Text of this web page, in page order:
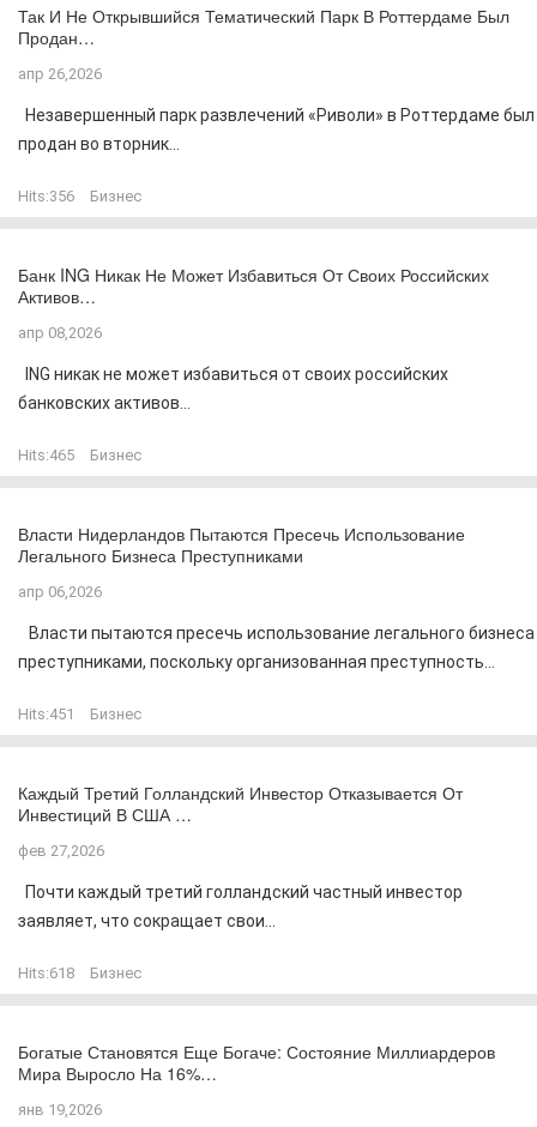
Так И Не Открывшийся Тематический Парк В Роттердаме Был
Продан…
апр 26,2026
Незавершенный парк развлечений «Риволи» в Роттердаме был
продан во вторник...
Hits:356 Бизнес
Банк ING Никак Не Может Избавиться От Своих Российских
Активов…
апр 08,2026
ING никак не может избавиться от своих российских
банковских активов...
Hits:465 Бизнес
Власти Нидерландов Пытаются Пресечь Использование
Легального Бизнеса Преступниками
апр 06,2026
Власти пытаются пресечь использование легального бизнеса
преступниками, поскольку организованная преступность...
Hits:451 Бизнес
Каждый Третий Голландский Инвестор Отказывается От
Инвестиций В США …
фев 27,2026
Почти каждый третий голландский частный инвестор
заявляет, что сокращает свои...
Hits:618 Бизнес
Богатые Становятся Еще Богаче: Состояние Миллиардеров
Мира Выросло На 16%…
янв 19,2026